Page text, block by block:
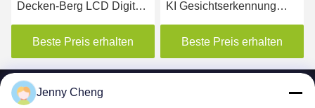
KI Gesichtserkennung
LCD Werbeanzeige
Aufzug Digital Signage
Display
Beste Preis erhalten
Werbebildschirm
Wandmontiertes digitales
Poster
Beste Preis erhalten
Jenny Cheng